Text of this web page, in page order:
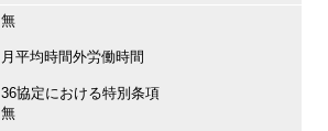
無
月平均時間外労働時間
36協定における特別条項
無